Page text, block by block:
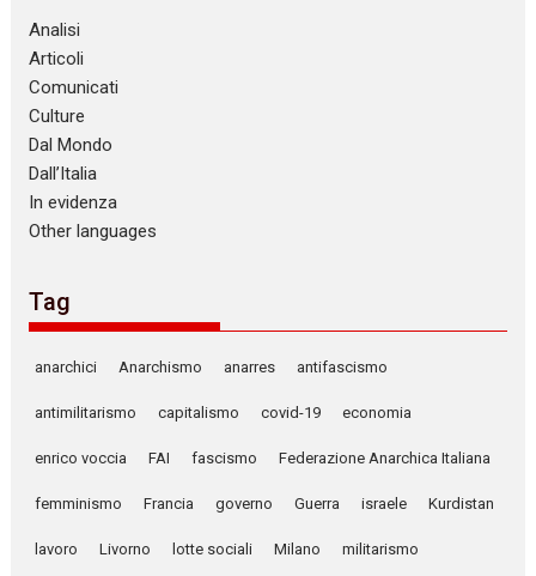
Analisi
Articoli
Comunicati
Culture
Dal Mondo
Dall’Italia
In evidenza
Other languages
Tag
anarchici Anarchismo anarres antifascismo
antimilitarismo capitalismo covid-19 economia
enrico voccia FAI fascismo Federazione Anarchica Italiana
femminismo Francia governo Guerra israele Kurdistan
lavoro Livorno lotte sociali Milano militarismo